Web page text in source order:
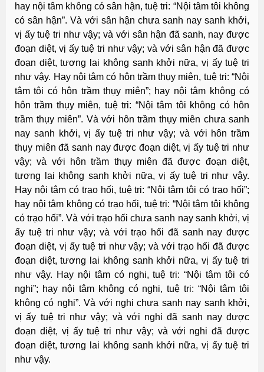
hay nội tâm không có sân hận, tuệ tri: “Nội tâm tôi không
có sân hận”. Và với sân hận chưa sanh nay sanh khởi,
vị ấy tuệ tri như vậy; và với sân hận đã sanh, nay được
đoạn diệt, vị ấy tuệ tri như vậy; và với sân hận đã được
đoạn diệt, tương lai không sanh khởi nữa, vị ấy tuệ tri
như vậy. Hay nội tâm có hôn trầm thụy miên, tuệ tri: “Nội
tâm tôi có hôn trầm thụy miên”; hay nội tâm không có
hôn trầm thụy miên, tuệ tri: “Nội tâm tôi không có hôn
trầm thụy miên”. Và với hôn trầm thụy miên chưa sanh
nay sanh khởi, vị ấy tuệ tri như vậy; và với hôn trầm
thụy miên đã sanh nay được đoạn diệt, vị ấy tuệ tri như
vậy; và với hôn trầm thụy miên đã được đoạn diệt,
tương lai không sanh khởi nữa, vị ấy tuệ tri như vậy.
Hay nội tâm có trạo hối, tuệ tri: “Nội tâm tôi có trạo hối”;
hay nội tâm không có trạo hối, tuệ tri: “Nội tâm tôi không
có trạo hối”. Và với trạo hối chưa sanh nay sanh khởi, vị
ấy tuệ tri như vậy; và với trạo hối đã sanh nay được
đoạn diệt, vị ấy tuệ tri như vậy; và với trạo hối đã được
đoạn diệt, tương lai không sanh khởi nữa, vị ấy tuệ tri
như vậy. Hay nội tâm có nghi, tuệ tri: “Nội tâm tôi có
nghi”; hay nội tâm không có nghi, tuệ tri: “Nội tâm tôi
không có nghi”. Và với nghi chưa sanh nay sanh khởi,
vị ấy tuệ tri như vậy; và với nghi đã sanh nay được
đoạn diệt, vị ấy tuệ tri như vậy; và với nghi đã được
đoạn diệt, tương lai không sanh khởi nữa, vị ấy tuệ tri
như vậy.